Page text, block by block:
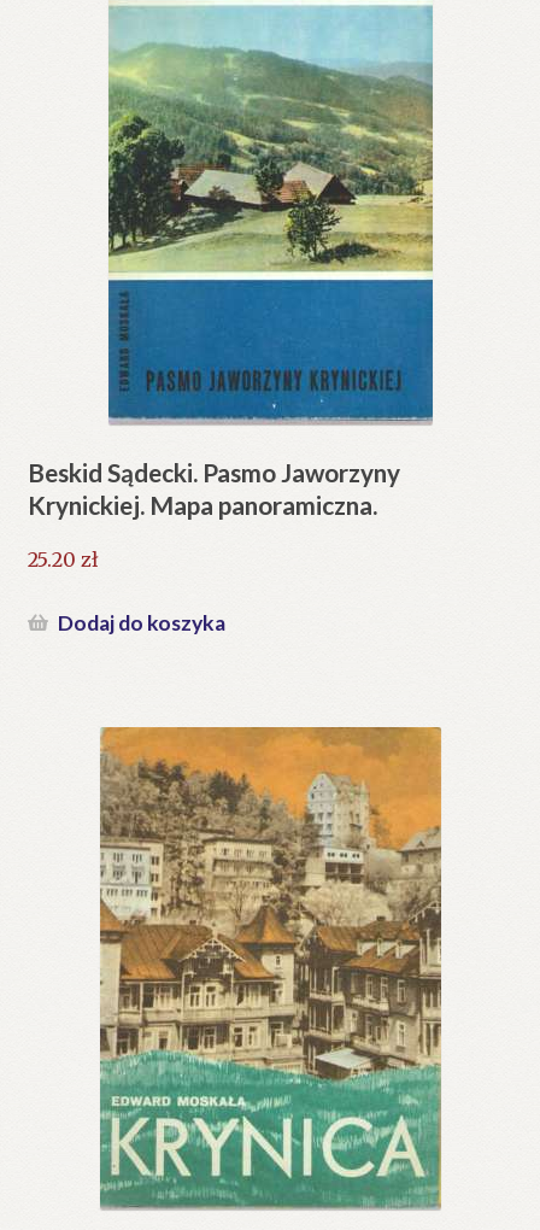
Beskid Sądecki. Pasmo Jaworzyny
Krynickiej. Mapa panoramiczna.
25.20 zł
Dodaj do koszyka